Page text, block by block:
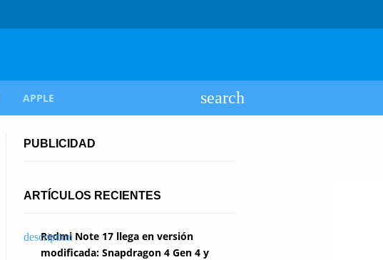
APPLE
PUBLICIDAD
ARTÍCULOS RECIENTES
Redmi Note 17 llega en versión
modificada: Snapdragon 4 Gen 4 y